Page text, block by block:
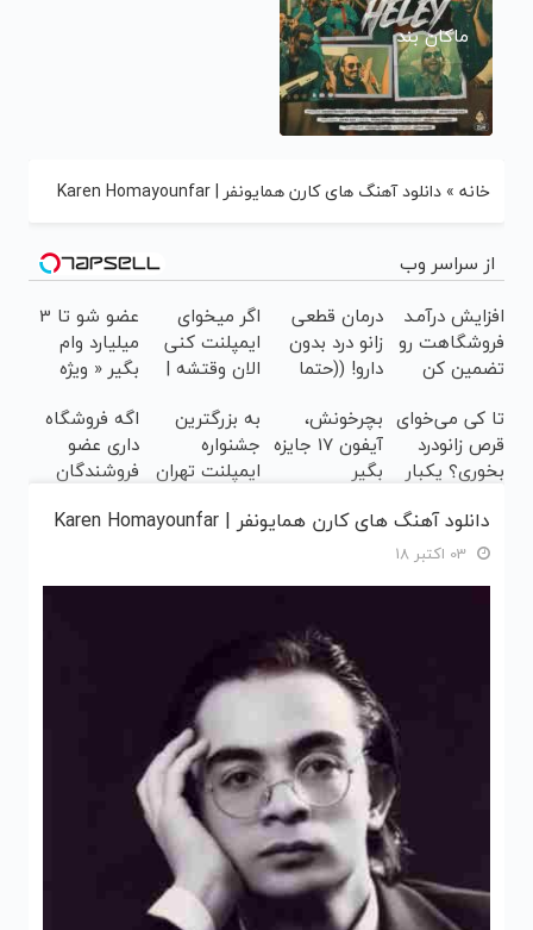
ماکان بند
خانه » دانلود آهنگ های کارن همایونفر | Karen Homayounfar
از سراسر وب
افزایش درآمـد
فروشگاهت رو
تضمین کن
درمان قطعی
زانو درد بدون
دارو! ((حتما
پر کن))
اگر میخوای
ایمپلنت کنی
الان وقتشه |
میلیون
تومان!!!
عضو شو تا 3
میلیارد وام
بگیر « ویژه
تا کی می‌خوای
قرص زانودرد
بخوری؟ یکبار
درمانش کن
بچرخونش،
آیفون 17 جایزه
بگیر
به بزرگترین
جشنواره
ایمپلنت تهران
| فقط ۲۵
اگه فروشگاه
داری عضو
فروشندگان
فروش رو بالا
دانلود آهنگ های کارن همایونفر | Karen Homayounfar